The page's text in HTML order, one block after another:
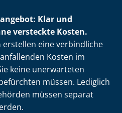
Klar und
versteckte Kosten.
erstellen eine verbindliche
Kosten im
keine unerwarteten
müssen. Lediglich
müssen separat